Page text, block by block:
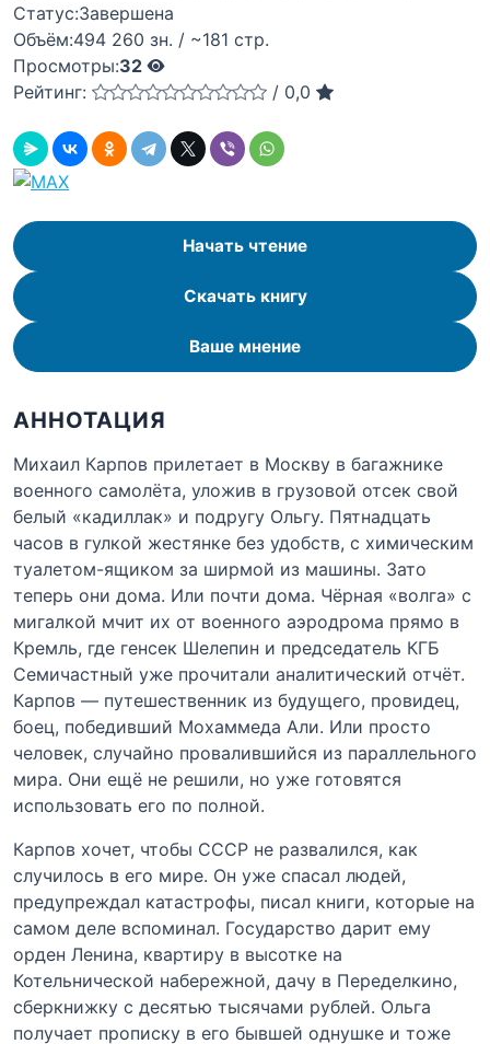
Статус:Завершена
Объём:494 260 зн. / ~181 стр.
Просмотры:32
Рейтинг:
/ 0,0
Начать чтение
Скачать книгу
Ваше мнение
АННОТАЦИЯ
Михаил Карпов прилетает в Москву в багажнике
военного самолёта, уложив в грузовой отсек свой
белый «кадиллак» и подругу Ольгу. Пятнадцать
часов в гулкой жестянке без удобств, с химическим
туалетом-ящиком за ширмой из машины. Зато
теперь они дома. Или почти дома. Чёрная «волга» с
мигалкой мчит их от военного аэродрома прямо в
Кремль, где генсек Шелепин и председатель КГБ
Семичастный уже прочитали аналитический отчёт.
Карпов — путешественник из будущего, провидец,
боец, победивший Мохаммеда Али. Или просто
человек, случайно провалившийся из параллельного
мира. Они ещё не решили, но уже готовятся
использовать его по полной.
Карпов хочет, чтобы СССР не развалился, как
случилось в его мире. Он уже спасал людей,
предупреждал катастрофы, писал книги, которые на
самом деле вспоминал. Государство дарит ему
орден Ленина, квартиру в высотке на
Котельнической набережной, дачу в Переделкино,
сберкнижку с десятью тысячами рублей. Ольга
получает прописку в его бывшей однушке и тоже